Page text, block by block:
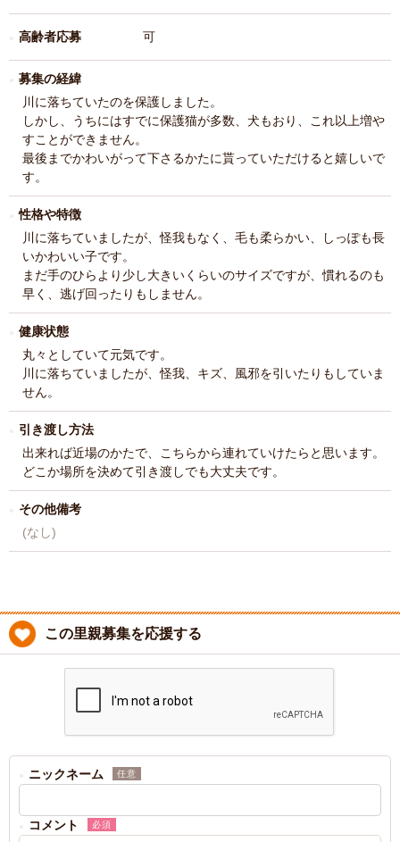
高齢者応募 可
募集の経緯
川に落ちていたのを保護しました。
しかし、うちにはすでに保護猫が多数、犬もおり、これ以上増や
すことができません。
最後までかわいがって下さるかたに貰っていただけると嬉しいで
す。
性格や特徴
川に落ちていましたが、怪我もなく、毛も柔らかい、しっぽも長
いかわいい子です。
まだ手のひらより少し大きいくらいのサイズですが、慣れるのも
早く、逃げ回ったりもしません。
健康状態
丸々としていて元気です。
川に落ちていましたが、怪我、キズ、風邪を引いたりもしていま
せん。
引き渡し方法
出来れば近場のかたで、こちらから連れていけたらと思います。
どこか場所を決めて引き渡しでも大丈夫です。
その他備考
(なし)
この里親募集を応援する
ニックネーム 任意
コメント 必須